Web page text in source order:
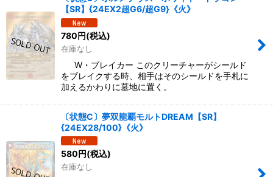
【SR】{24EX2超G6/超G9}《火》
780円(税込)
在庫なし
W・ブレイカー このクリーチャーがシールド
をブレイクする時、相手はそのシールドを手札に
加えるかわりに墓地に置く。
〔状態C〕夢双龍覇モルトDREAM【SR】
{24EX28/100}《火》
580円(税込)
在庫なし